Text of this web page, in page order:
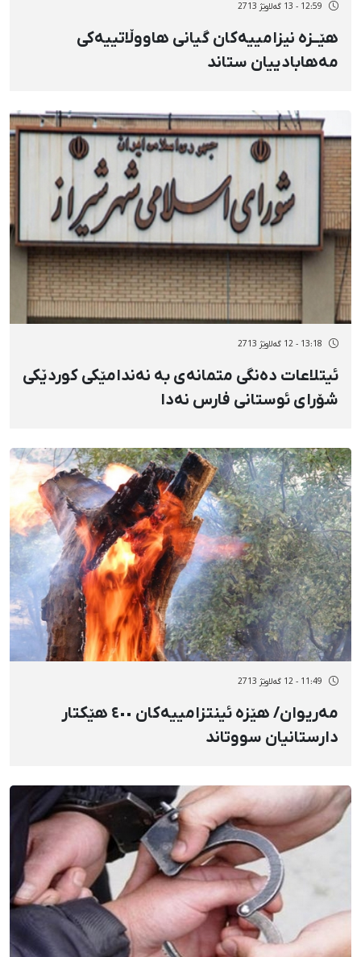
12:59 - 13 گەلاوێژ 2713
هێــزە نیزامییەکان گیانی هاووڵاتییەکی
مەهابادییان ستاند
13:18 - 12 گەلاوێژ 2713
ئیتلاعات دەنگی متمانەی بە نەندامێکی کوردێکی
شۆرای ئوستانی فارس نەدا
11:49 - 12 گەلاوێژ 2713
مەریوان/ هێزە ئینتزامییەکان ٤٠٠ هێکتار
دارستانیان سووتاند